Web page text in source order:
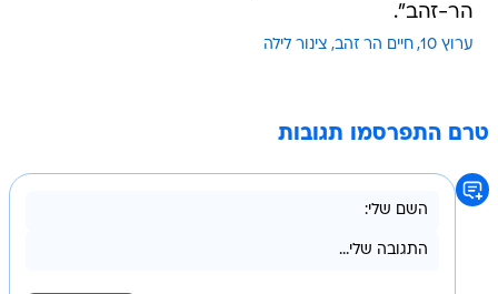
הר-זהב".
ערוץ 10 חיים הר זהב צינור לילה
טרם התפרסמו תגובות